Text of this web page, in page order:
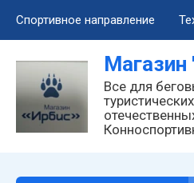
Спортивное
Все для лыж
Спортивная одежда
Техническое
Для снегоходов
Для лодочных моторов
Необычные
Конноспортивные товары
Установка креплений
Спортивное направление
Магазин
Все для